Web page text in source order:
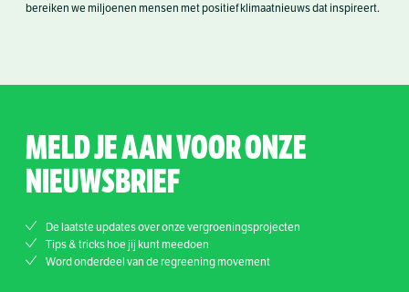
bereiken we miljoenen mensen met positief klimaatnieuws dat inspireert.
MELD JE AAN VOOR ONZE
NIEUWSBRIEF
De laatste updates over onze vergroeningsprojecten
Tips & tricks hoe jij kunt meedoen
Word onderdeel van de regreening movement